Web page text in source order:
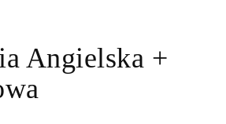
Angielska +